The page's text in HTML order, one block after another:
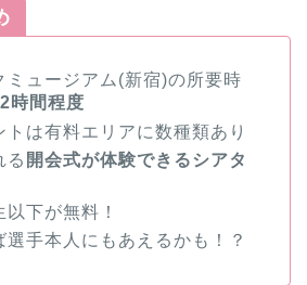
ミュージアム(新宿)の所要時
時間程度
トは有料エリアに数種類あり
る 開会式が体験できるシアタ
下が無料！
選手本人にもあえるかも！？